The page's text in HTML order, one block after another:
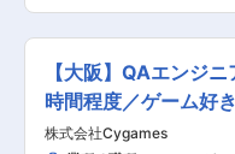
題に対する改善提案 ◇品質
トのメンテナンス ・不具
の他 ・スクリプト作業フロ
メンバーへのレクチャー、ナ
応じて） ・新規機能・新規演出
の仕事の魅力： ◇有名IPのゲ
としてご入社いただきます
的に正社員登用致します。 ■働く環境： 子育て
世代もおり、突発的な休み
す。 ■当社の特徴： 遊技機メーカー出身のメン
バーが多いという特性を活
ットやコンセプトを踏まえた
【大阪】QAエンジ
時間程度／ゲーム好
株式会社Cygames